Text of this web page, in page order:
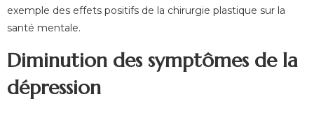
exemple des effets positifs de la chirurgie plastique sur la
santé mentale.
Diminution des symptômes de la
dépression